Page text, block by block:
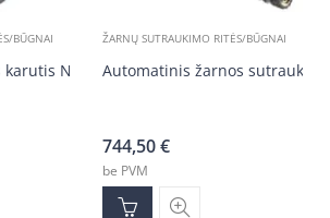
BŪGNAI
Nerūdyjantis plienas, guminiai
ŽARNŲ SUTRAUKIMO RITĖS/BŪGNAI
Automatinis žarnos
744,50€
be PVM